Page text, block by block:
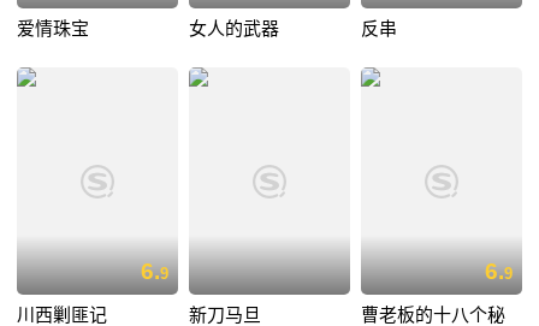
爱情珠宝 女人的武器 反串
6.9
川西剿匪记 新刀马旦
6.9
曹老板的十八个秘